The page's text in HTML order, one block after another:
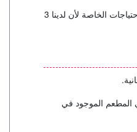
لا يتم استبعاد الضيوف ذوي الاحتياجات الخاصة لأن لدينا 3
المطعم الموجود في